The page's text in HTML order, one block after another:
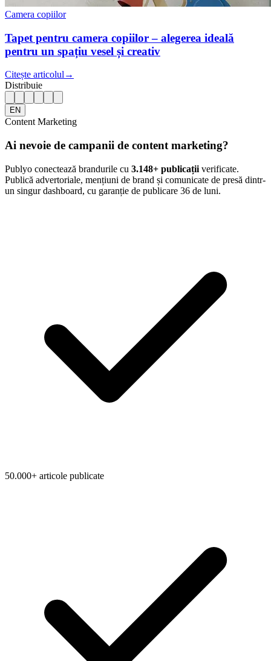
Camera copiilor
Tapet pentru camera copiilor – alegerea ideală
pentru un spațiu vesel și creativ
Citește articolul →
Distribuie
EN
Content Marketing
Ai nevoie de campanii de content marketing?
Publyo conectează brandurile cu 3.148+ publicații verificate.
Publică advertoriale, mențiuni de brand și comunicate de presă dintr-
un singur dashboard, cu garanție de publicare 36 de luni.
50.000+ articole publicate